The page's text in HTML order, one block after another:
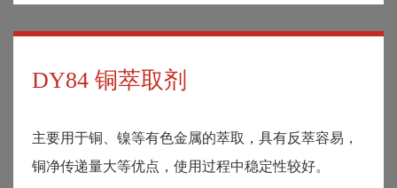
DY84 铜萃取剂
主要用于铜、镍等有色金属的萃取，具有反萃容易，
铜净传递量大等优点，使用过程中稳定性较好。